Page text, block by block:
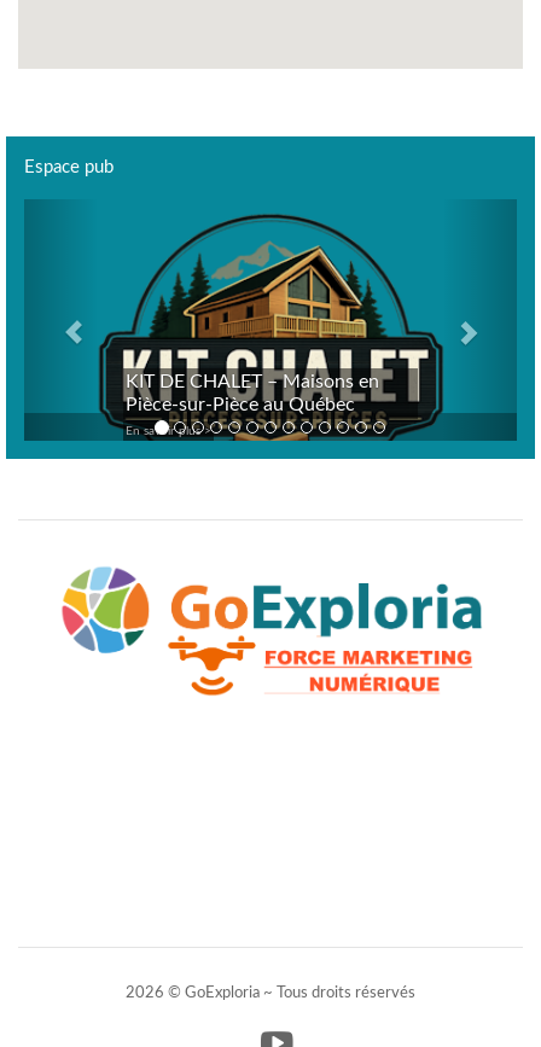
Espace pub
KIT DE CHALET – Maisons en
Pièce-sur-Pièce au Québec
En savoir plus >
2026 © GoExploria ~ Tous droits réservés